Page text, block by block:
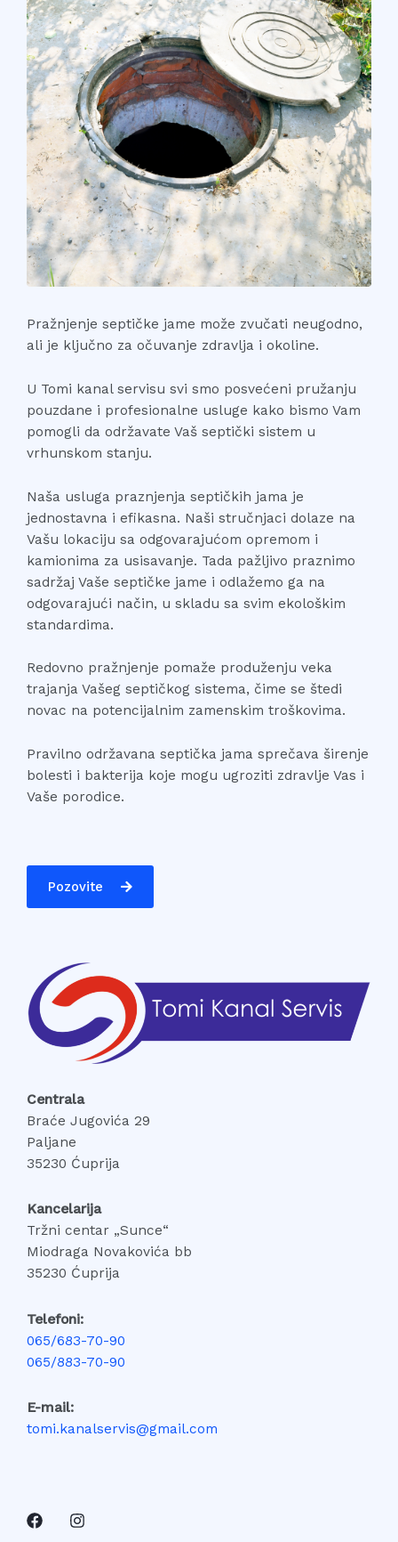
Pražnjenje septičke jame može zvučati neugodno,
ali je ključno za očuvanje zdravlja i okoline.
U Tomi kanal servisu svi smo posvećeni pružanju
pouzdane i profesionalne usluge kako bismo Vam
pomogli da održavate Vaš septički sistem u
vrhunskom stanju.
Naša usluga praznjenja septičkih jama je
jednostavna i efikasna. Naši stručnjaci dolaze na
Vašu lokaciju sa odgovarajućom opremom i
kamionima za usisavanje. Tada pažljivo praznimo
sadržaj Vaše septičke jame i odlažemo ga na
odgovarajući način, u skladu sa svim ekološkim
standardima.
Redovno pražnjenje pomaže produženju veka
trajanja Vašeg septičkog sistema, čime se štedi
novac na potencijalnim zamenskim troškovima.
Pravilno održavana septička jama sprečava širenje
bolesti i bakterija koje mogu ugroziti zdravlje Vas i
Vaše porodice.
Pozovite
Centrala
Braće Jugovića 29
Paljane
35230 Ćuprija
Kancelarija
Tržni centar „Sunce“
Miodraga Novakovića bb
35230 Ćuprija
Telefoni:
065/683-70-90
065/883-70-90
E-mail:
tomi.kanalservis@gmail.com